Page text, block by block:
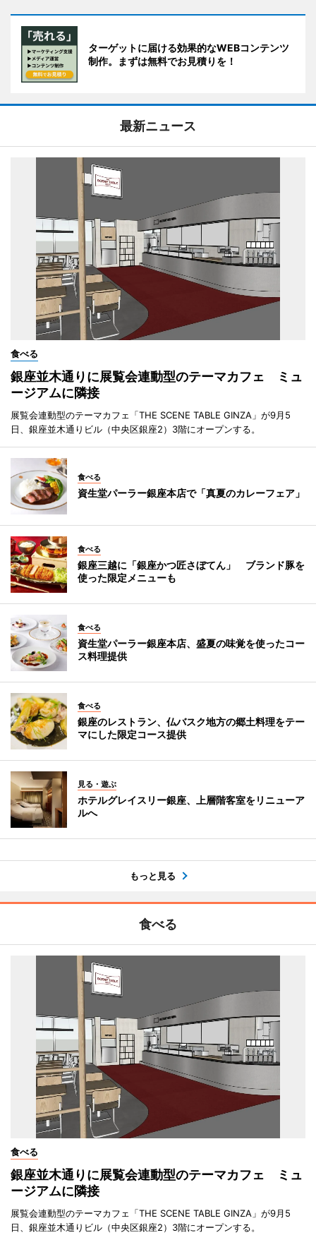
ターゲットに届ける効果的なWEBコンテンツ
制作。まずは無料でお見積りを！
最新ニュース
食べる
銀座並木通りに展覧会連動型のテーマカフェ ミュ
ージアムに隣接
展覧会連動型のテーマカフェ「THE SCENE TABLE GINZA」が9月5
日、銀座並木通りビル（中央区銀座2）3階にオープンする。
食べる
資生堂パーラー銀座本店で「真夏のカレーフェア」
食べる
銀座三越に「銀座かつ匠さぼてん」 ブランド豚を
使った限定メニューも
食べる
資生堂パーラー銀座本店、盛夏の味覚を使ったコー
ス料理提供
食べる
銀座のレストラン、仏バスク地方の郷土料理をテー
マにした限定コース提供
見る・遊ぶ
ホテルグレイスリー銀座、上層階客室をリニューア
ルへ
もっと見る
食べる
食べる
銀座並木通りに展覧会連動型のテーマカフェ ミュ
ージアムに隣接
展覧会連動型のテーマカフェ「THE SCENE TABLE GINZA」が9月5
日、銀座並木通りビル（中央区銀座2）3階にオープンする。